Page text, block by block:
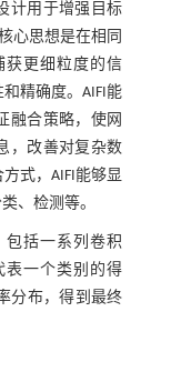
计用于增强目标
心思想是在相同
获更细粒度的信
精确度。AIFI能
融合策略，使网
，改善对复杂数
式，AIFI能够显
、检测等。
括一系列卷积
表一个类别的得
分布，得到最终